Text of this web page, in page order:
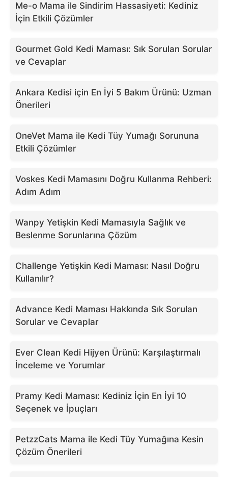
Me-o Mama ile Sindirim Hassasiyeti: Kediniz
İçin Etkili Çözümler
Gourmet Gold Kedi Maması: Sık Sorulan Sorular
ve Cevaplar
Ankara Kedisi için En İyi 5 Bakım Ürünü: Uzman
Önerileri
OneVet Mama ile Kedi Tüy Yumağı Sorununa
Etkili Çözümler
Voskes Kedi Mamasını Doğru Kullanma Rehberi:
Adım Adım
Wanpy Yetişkin Kedi Mamasıyla Sağlık ve
Beslenme Sorunlarına Çözüm
Challenge Yetişkin Kedi Maması: Nasıl Doğru
Kullanılır?
Advance Kedi Maması Hakkında Sık Sorulan
Sorular ve Cevaplar
Ever Clean Kedi Hijyen Ürünü: Karşılaştırmalı
İnceleme ve Yorumlar
Pramy Kedi Maması: Kediniz İçin En İyi 10
Seçenek ve İpuçları
PetzzCats Mama ile Kedi Tüy Yumağına Kesin
Çözüm Önerileri